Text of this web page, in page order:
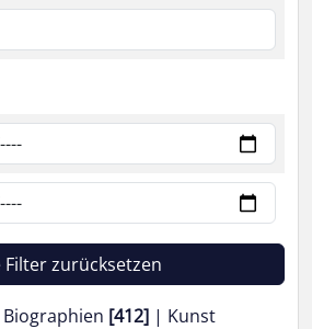
Filter zurücksetzen
Biographien [412]
Kunst